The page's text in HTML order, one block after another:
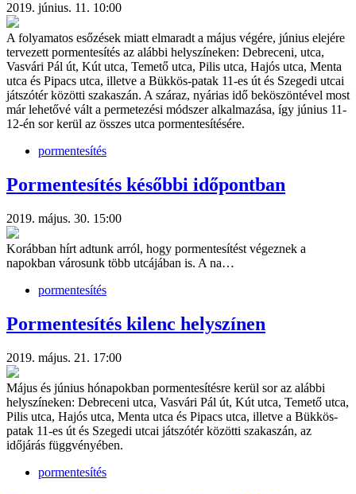
2019. június. 11. 10:00
A folyamatos esőzések miatt elmaradt a május végére, június elejére
tervezett pormentesítés az alábbi helyszíneken: Debreceni, utca,
Vasvári Pál út, Kút utca, Temető utca, Pilis utca, Hajós utca, Menta
utca és Pipacs utca, illetve a Bükkös-patak 11-es út és Szegedi utcai
játszótér közötti szakaszán. A száraz, nyárias idő beköszöntével most
már lehetővé vált a permetezési módszer alkalmazása, így június 11-
12-én sor kerül az összes utca pormentesítésére.
pormentesítés
Pormentesítés későbbi időpontban
2019. május. 30. 15:00
Korábban hírt adtunk arról, hogy pormentesítést végeznek a
napokban városunk több utcájában is. A na…
pormentesítés
Pormentesítés kilenc helyszínen
2019. május. 21. 17:00
Május és június hónapokban pormentesítésre kerül sor az alábbi
helyszíneken: Debreceni utca, Vasvári Pál út, Kút utca, Temető utca,
Pilis utca, Hajós utca, Menta utca és Pipacs utca, illetve a Bükkös-
patak 11-es út és Szegedi utcai játszótér közötti szakaszán, az
időjárás függvényében.
pormentesítés